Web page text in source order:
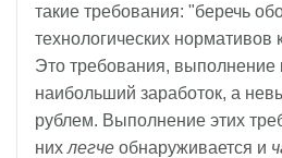
такие требования: "беречь
технологических
Это требования, выполнение
наибольший заработок, а
рублем. Выполнение этих
них легче обнаруживается и